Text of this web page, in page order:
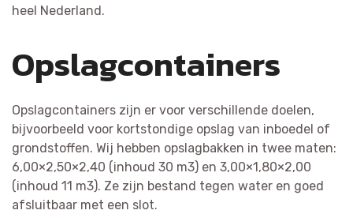
heel Nederland.
Opslagcontainers
Opslagcontainers zijn er voor verschillende doelen,
bijvoorbeeld voor kortstondige opslag van inboedel of
grondstoffen. Wij hebben opslagbakken in twee maten:
6,00×2,50×2,40 (inhoud 30 m3) en 3,00×1,80×2,00
(inhoud 11 m3). Ze zijn bestand tegen water en goed
afsluitbaar met een slot.